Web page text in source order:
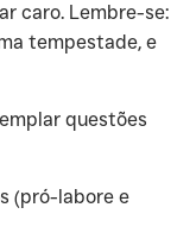
caro. Lembre-se:
tempestade, e
questões
(pró-labore e